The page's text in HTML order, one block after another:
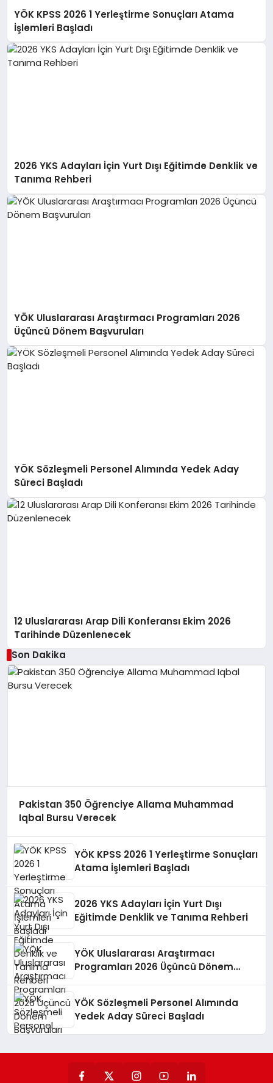
YÖK KPSS 2026 1 Yerleştirme Sonuçları Atama
İşlemleri Başladı
2026 YKS Adayları İçin Yurt Dışı Eğitimde Denklik ve
Tanıma Rehberi
YÖK Uluslararası Araştırmacı Programları 2026
Üçüncü Dönem Başvuruları
YÖK Sözleşmeli Personel Alımında Yedek Aday
Süreci Başladı
12 Uluslararası Arap Dili Konferansı Ekim 2026
Tarihinde Düzenlenecek
Son Dakika
Pakistan 350 Öğrenciye Allama Muhammad
Iqbal Bursu Verecek
YÖK KPSS 2026 1 Yerleştirme Sonuçları
Atama İşlemleri Başladı
2026 YKS Adayları İçin Yurt Dışı
Eğitimde Denklik ve Tanıma Rehberi
YÖK Uluslararası Araştırmacı
Programları 2026 Üçüncü Dönem
YÖK Sözleşmeli Personel Alımında
Yedek Aday Süreci Başladı